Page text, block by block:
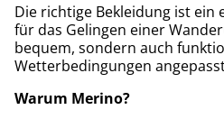
Die richtige Bekleidung ist ein
für das Gelingen einer
bequem, sondern auch
Wetterbedingungen
Warum Merino?